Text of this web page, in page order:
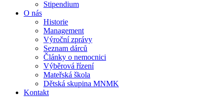
Stipendium
O nás
Historie
Management
Výroční zprávy
Seznam dárců
Články o nemocnici
Výběrová řízení
Mateřská škola
Dětská skupina MNMK
Kontakt